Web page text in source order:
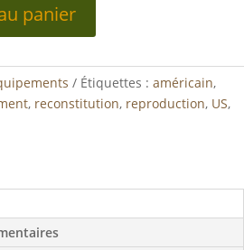
panier
Étiquettes : américain,
, reconstitution, reproduction, US,